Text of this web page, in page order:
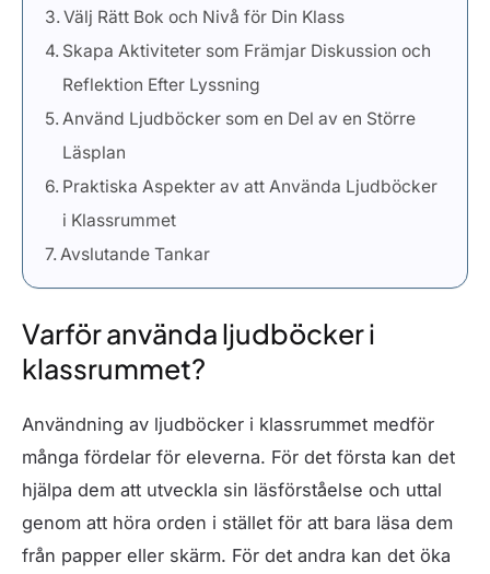
Välj Rätt Bok och Nivå för Din Klass
Skapa Aktiviteter som Främjar Diskussion och
Reflektion Efter Lyssning
Använd Ljudböcker som en Del av en Större
Läsplan
Praktiska Aspekter av att Använda Ljudböcker
i Klassrummet
Avslutande Tankar
Varför använda ljudböcker i
klassrummet?
Användning av ljudböcker i klassrummet medför
många fördelar för eleverna. För det första kan det
hjälpa dem att utveckla sin läsförståelse och uttal
genom att höra orden i stället för att bara läsa dem
från papper eller skärm. För det andra kan det öka